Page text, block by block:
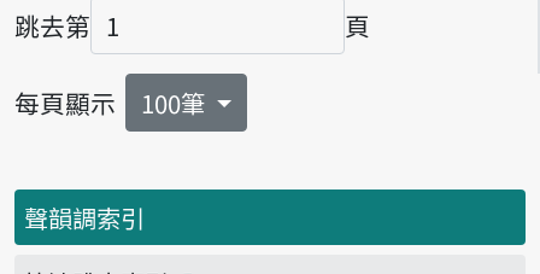
跳去第
頁碼
頁
每頁顯示 100筆
聲韻調索引